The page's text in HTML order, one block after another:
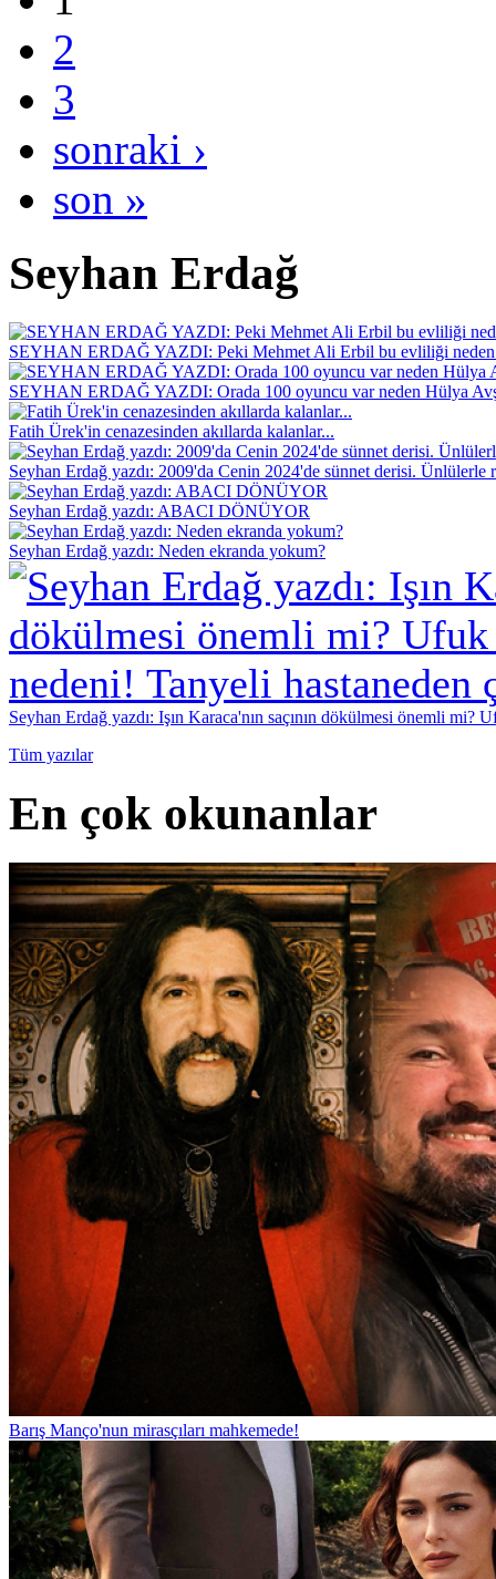
2
3
sonraki ›
son »
Seyhan Erdağ
SEYHAN ERDAĞ YAZDI: Peki Mehmet Ali Erbil bu evliliği neden
SEYHAN ERDAĞ YAZDI: Orada 100 oyuncu var neden Hülya
Fatih Ürek'in cenazesinden akıllarda kalanlar...
Seyhan Erdağ yazdı: 2009'da Cenin 2024'de sünnet derisi.
Seyhan Erdağ yazdı: ABACI DÖNÜYOR
Seyhan Erdağ yazdı: Neden ekranda yokum?
Seyhan Erdağ yazdı: Işın Karaca'nın saçının dökülmesi önemli mi?
Tüm yazılar
En çok okunanlar
Barış Manço'nun mirasçıları mahkemede!